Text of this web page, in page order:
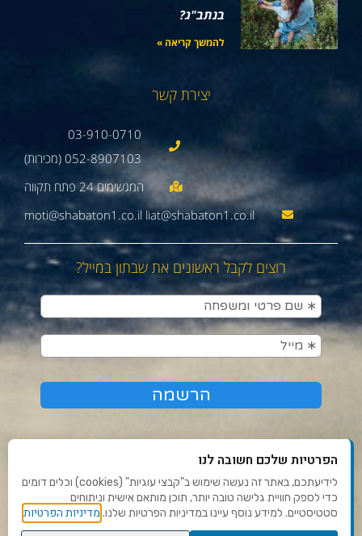
בנתב"ג?
להמשך קריאה »
יצירת קשר
03-910-0710
052-8907103 (מכירות)
moti@shabaton1.co.il liat@shabaton1.co.il
רוצים לקבל ראשונים את שבתון במייל?
תנאי שימוש ומדיניות פרטיות
פנו אלינו
הפרטיות שלכם חשובה לנו
לידיעתכם, באתר זה נעשה שימוש ב"קבצי עוגיות" (cookies) וכלים דומים
כדי לספק חוויית גלישה טובה יותר, תוכן מותאם אישית וניתוחים
סטטיסטיים. למידע נוסף עיינו במדיניות הפרטיות שלנו. מדיניות הפרטיות